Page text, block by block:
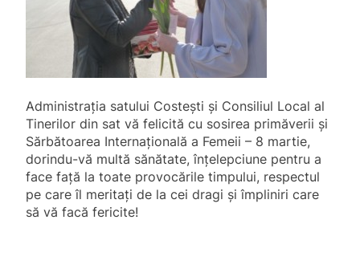
Administrația satului Costești și Consiliul Local al
Tinerilor din sat vă felicită cu sosirea primăverii și
Sărbătoarea Internațională a Femeii – 8 martie,
dorindu-vă multă sănătate, înțelepciune pentru a
face față la toate provocările timpului, respectul
pe care îl meritați de la cei dragi și împliniri care
să vă facă fericite!